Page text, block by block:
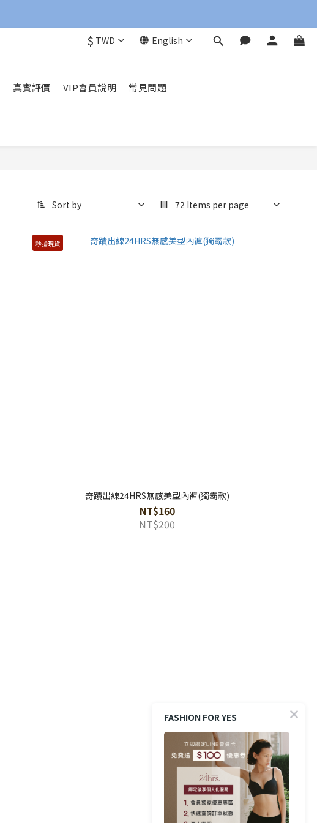
$ TWD English
真實評價 VIP會員說明
常見問題
Sort by 72 Items per page
秒搶現貨
奇蹟出線24HRS無感美型內褲(獨霸款)
NT$160
NT$200
FASHION FOR YES